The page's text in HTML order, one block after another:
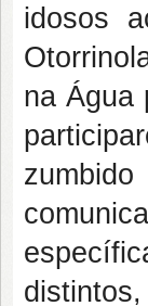
idosos
na Água